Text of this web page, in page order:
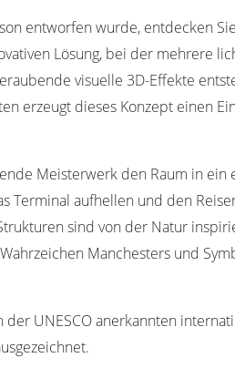
entworfen wurde, entdecken
Lösung, bei der mehrere
visuelle 3D-Effekte
erzeugt dieses Konzept einen
Meisterwerk den Raum in ein
Terminal aufhellen und den
sind von der Natur
Manchesters und
UNESCO anerkannten